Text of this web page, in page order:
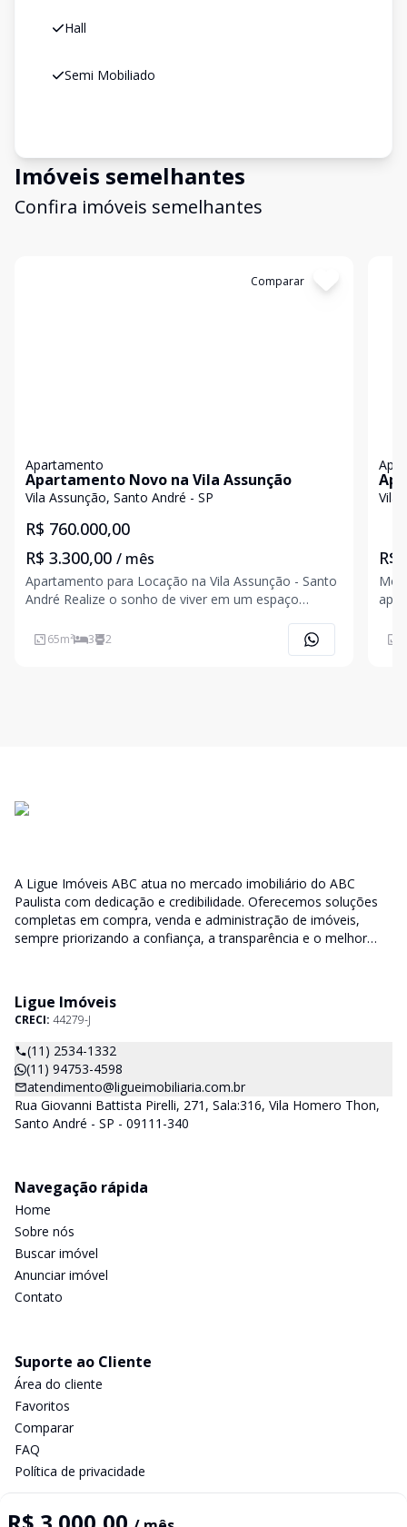
Hall
Semi Mobiliado
Imóveis semelhantes
Confira imóveis semelhantes
Comparar
Apartamento
Apartamento Novo na Vila Assunção
Vila Assunção, Santo André - SP
R$ 760.000,00
R$ 3.300,00 / mês
Apartamento para Locação na Vila Assunção - Santo
André Realize o sonho de viver em um espaço
apartamento possui 65m² muito bem distribuídos,
com 3 dormitórios (1 suíte), terraço gourmet
65m² 3 2
Vila
R$
A Ligue Imóveis ABC atua no mercado imobiliário do ABC
Paulista com dedicação e credibilidade. Oferecemos soluções
completas em compra, venda e administração de imóveis,
sempre priorizando a confiança, a transparência e o melhor
Ligue Imóveis
CRECI: 44279-J
(11) 2534-1332
(11) 94753-4598
atendimento@ligueimobiliaria.com.br
Rua Giovanni Battista Pirelli, 271, Sala:316, Vila Homero Thon,
Santo André - SP - 09111-340
Navegação rápida
Home
Sobre nós
Buscar imóvel
Anunciar imóvel
Contato
Suporte ao Cliente
Área do cliente
Favoritos
Comparar
FAQ
Política de privacidade